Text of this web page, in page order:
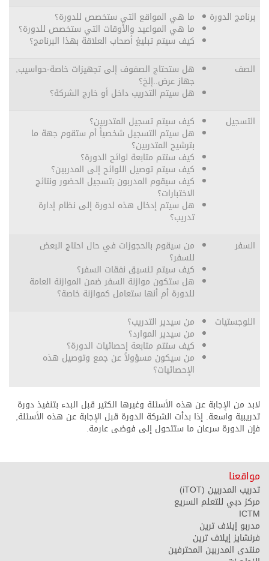
برنامج الدورة
ما هي المواقع التي ستخصص للدورة؟
ما هي المواعيد والأوقات التي ستخصص للدورة؟
كيف سيتم تبليغ أصحاب العلاقة بهذا البرنامج؟
الصف
هل ستحتاج الصفوف إلى تجهيزات خاصة-حواسيب,
جهاز عرض..إلخ؟
هل سيتم التدريب داخل أو خارج الشركة؟
التسجيل
كيف سيتم تسجيل المتدربين؟
هل سيتم التسجيل شخصياً أم ستقوم جهة ما
بترشيح المتدربين؟
كيف ستتم متابعة لوائح الدورة؟
كيف سيتم توصيل اللوائح إلى المدربين؟
كيف سيقوم المدربون بتسجيل الحضور ونتائج
الاختبارات؟
هل سيتم إدخال هذه لدورة إلى نظام إدارة
تدريب؟
السفر
من سيقوم بالحجوزات في حال احتاج البعض
للسفر؟
كيف سيتم تنسيق نفقات السفر؟
هل ستكون موازنة السفر ضمن الموازنة العامة
للدورة أم أنها ستعامل كموازنة خاصة؟
اللوجستيات
من سيدير التدريب؟
من سيدير الموارد؟
كيف ستتم متابعة إحصائيات الدورة؟
من سيكون مسؤولاً عن جمع وتوصيل هذه
الإحصائيات؟
لابد من الإجابة عن هذه الأسئلة وغيرها الكثير قبل البدء بتنفيذ دورة
تدريبية واسعة. إذا بدأت الشركة الدورة قبل الإجابة عن هذه الأسئلة,
فإن الدورة سرعان ما ستتحول إلى فوضى عارمة.
مواقعنا
تدريب المدربين (iTOT)
مركز دبي للتعلم السريع
ICTM
مدربو إيلاف ترين
فرنشايز إيلاف ترين
منتدى المدربين المحترفين